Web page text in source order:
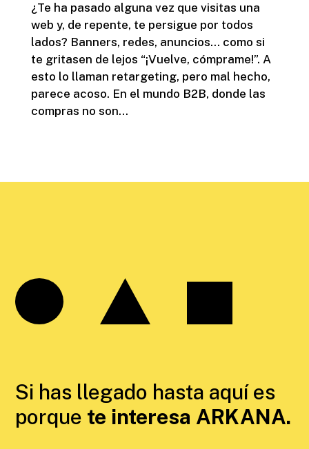
¿Te ha pasado alguna vez que visitas una
web y, de repente, te persigue por todos
lados? Banners, redes, anuncios… como si
te gritasen de lejos “¡Vuelve, cómprame!”. A
esto lo llaman retargeting, pero mal hecho,
parece acoso. En el mundo B2B, donde las
compras no son...
Si has llegado hasta aquí es
porque te interesa ARKANA.